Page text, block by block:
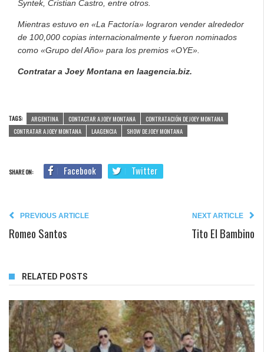
Syntek, Cristian Castro, entre otros.
Mientras estuvo en «La Factoría» lograron vender alrededor
de 100,000 copias internacionalmente y fueron nominados
como «Grupo del Año» para los premios «OYE».
Contratar a Joey Montana en laagencia.biz.
TAGS: ARGENTINA CONTACTAR A JOEY MONTANA
CONTRATACIÓN DE JOEY MONTANA
CONTRATAR A JOEY MONTANA
LAAGENCIA SHOW DE JOEY MONTANA
SHARE ON: Facebook Twitter
PREVIOUS ARTICLE
Romeo Santos
NEXT ARTICLE
Tito El Bambino
RELATED POSTS